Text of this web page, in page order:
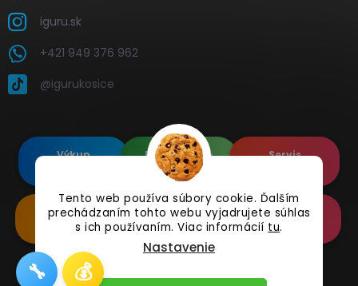
Tento web používa súbory cookie. Ďalším
prechádzaním tohto webu vyjadrujete súhlas
s ich používaním. Viac informácií tu.
Nastavenie
iguru.sk
+421 949 376 962
@igurukosice
Výkup
Renovované
Apple's
Servis
Renovované
Samsung's
Doplnkové
Príslušenstvo
Online
Reklamácia
🔧 💰